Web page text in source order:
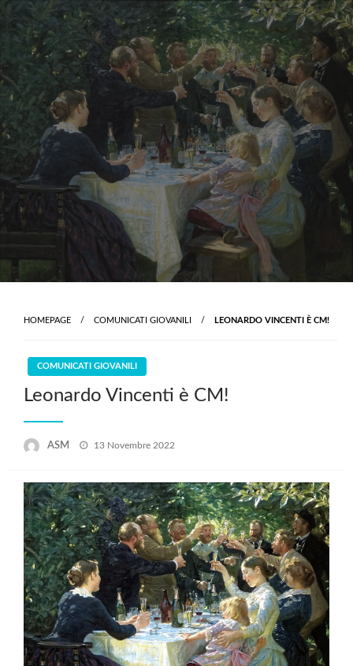
Skip
content
HOMEPAGE COMUNICATI GIOVANILI LEONARDO VINCENTI È CM!
COMUNICATI GIOVANILI
Leonardo Vincenti è CM!
ASM
Posted
13 Novembre 2022